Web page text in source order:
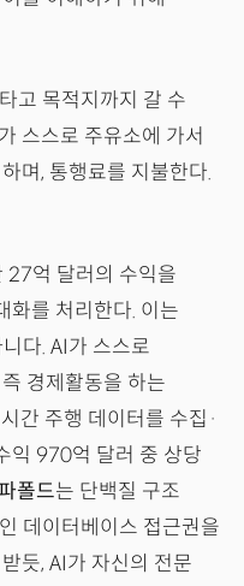
고 목적지까지 갈 수
스스로 주유소에 가서
며, 통행료를 지불한다.
억 달러의 수익을
화를 처리한다. 이는
다. AI가 스스로
경제활동을 하는
간 주행 데이터를 수집·
익 970억 달러 중 상당
폴드는 단백질 구조
데이터베이스 접근권을
듯, AI가 자신의 전문